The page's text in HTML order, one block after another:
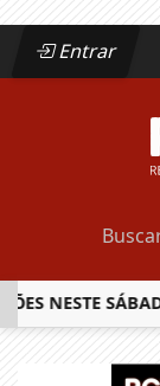
Entrar
SÁBADO